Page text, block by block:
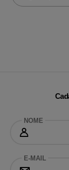
NOME
E-MAIL